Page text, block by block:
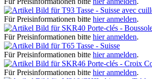
Tasse - Suisse avec
Für Preisinformationen bitte hier anmelden.
Porte-clés -
Für Preisinformationen bitte hier anmelden.
Tasse - Suisse
Für Preisinformationen bitte hier anmelden.
Porte-clés - Croix
Für Preisinformationen bitte hier anmelden.